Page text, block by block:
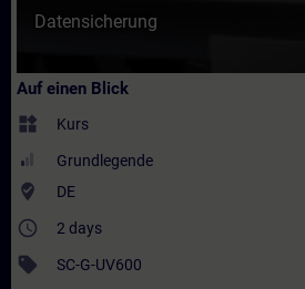
Datensicherung
Auf einen Blick
widgets Kurs
Grundlegende
where_to_vote DE
access_time 2 days
sell SC-G-UV600